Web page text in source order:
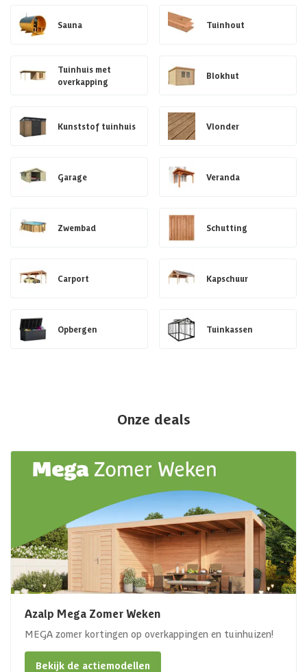
Sauna Tuinhout
Tuinhuis met
overkapping
Blokhut
Kunststof tuinhuis Vlonder
Garage Veranda
Zwembad Schutting
Carport Kapschuur
Opbergen Tuinkassen
Onze deals
Azalp Mega Zomer Weken
MEGA zomer kortingen op overkappingen en tuinhuizen!
Bekijk de actiemodellen